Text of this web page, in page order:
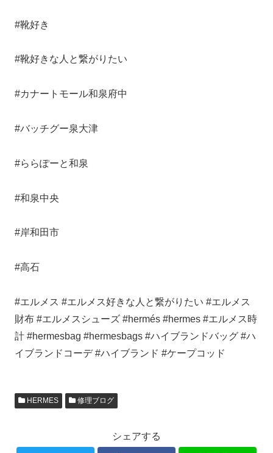
#靴好き
#靴好きな人と繋がりたい
#カナートモール和泉府中
#バッチグー泉大津
#ららぽーと和泉
#和泉中央
#岸和田市
#高石
#エルメス #エルメス好きな人と繋がりたい #エルメス
財布 #エルメスシューズ #hermés #hermes #エルメス時
計 #hermesbag #hermesbags #ハイブランドバッグ #ハ
イブランドコーデ #ハイブランド #ケープコッド
HERMES 修理ブログ
シェアする